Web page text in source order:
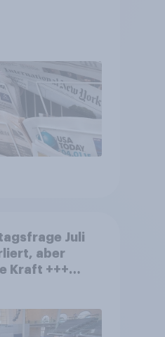
Juli
aber
Kraft +++